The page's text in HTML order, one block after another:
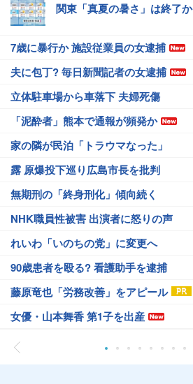
関東「真夏の暑さ」は終了か
7歳に暴行か 施設従業員の女逮捕
夫に包丁? 毎日新聞記者の女逮捕
立体駐車場から車落下 夫婦死傷
「泥酔者」熊本で通報が頻発か
家の隣が民泊「トラウマなった」
露 原爆投下巡り広島市長を批判
無期刑の「終身刑化」傾向続く
NHK職員性被害 出演者に怒りの声
れいわ「いのちの党」に変更へ
90歳患者を殴る? 看護助手を逮捕
藤原竜也「労務改善」をアピール
女優・山本舞香 第1子を出産